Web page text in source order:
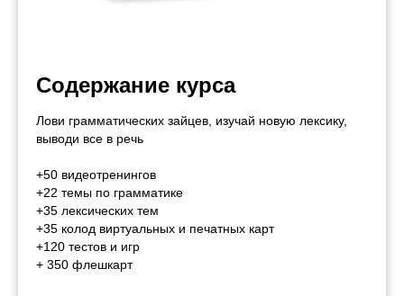
Содержание курса
Лови грамматических зайцев, изучай новую лексику,
выводи все в речь
+50 видеотренингов
+22 темы по грамматике
+35 лексических тем
+35 колод виртуальных и печатных карт
+120 тестов и игр
+ 350 флешкарт